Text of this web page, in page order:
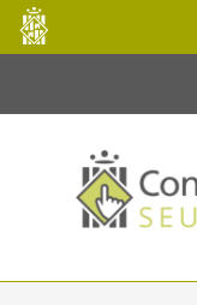
Salta al contingut
Consell
de
Mallorca